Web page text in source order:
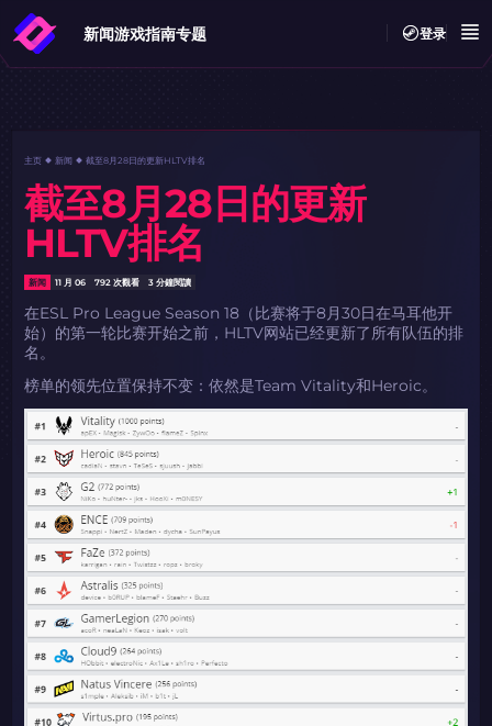
新闻游戏指南专题 登录
主页 新闻 截至8月28日的更新HLTV排名
截至8月28日的更新
HLTV排名
新闻 11 月 06 792 次觀看 3 分鐘閱讀
在ESL Pro League Season 18（比赛将于8月30日在马耳他开
始）的第一轮比赛开始之前，HLTV网站已经更新了所有队伍的排
名。
榜单的领先位置保持不变：依然是Team Vitality和Heroic。